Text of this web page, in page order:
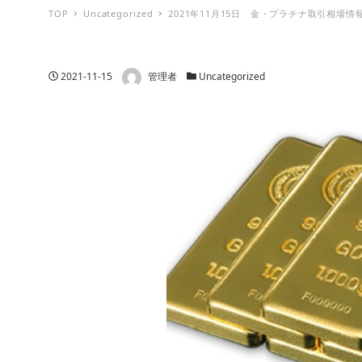
TOP Uncategorized 2021年11月15日 金・プラチナ取引相場情
投稿日
2021-11-15 著者 管理者 カテゴリー
Uncategorized